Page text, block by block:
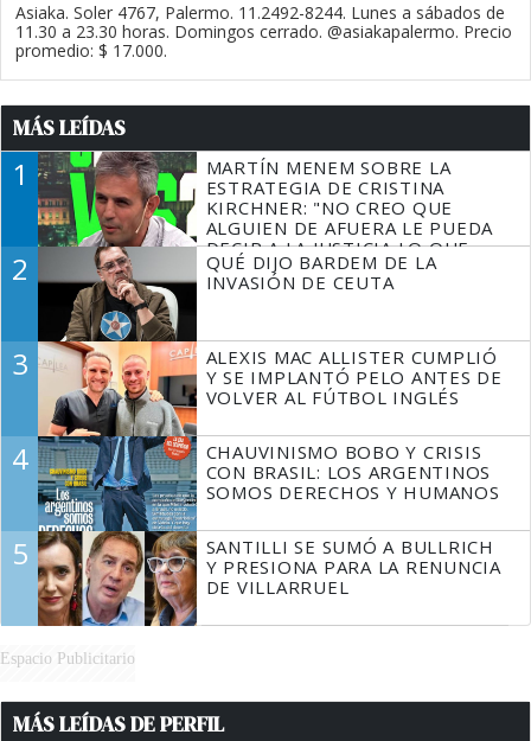
Asiaka. Soler 4767, Palermo. 11.2492-8244. Lunes a sábados de
11.30 a 23.30 horas. Domingos cerrado. @asiakapalermo. Precio
promedio: $ 17.000.
MÁS LEÍDAS
1
MARTÍN MENEM SOBRE LA
ESTRATEGIA DE CRISTINA
KIRCHNER: "NO CREO QUE
ALGUIEN DE AFUERA LE PUEDA
DECIR A LA JUSTICIA LO QUE
TIENE QUE HACER"
2
QUÉ DIJO BARDEM DE LA
INVASIÓN DE CEUTA
3
ALEXIS MAC ALLISTER CUMPLIÓ
Y SE IMPLANTÓ PELO ANTES DE
VOLVER AL FÚTBOL INGLÉS
4
CHAUVINISMO BOBO Y CRISIS
CON BRASIL: LOS ARGENTINOS
SOMOS DERECHOS Y HUMANOS
5
SANTILLI SE SUMÓ A BULLRICH
Y PRESIONA PARA LA RENUNCIA
DE VILLARRUEL
Espacio Publicitario
MÁS LEÍDAS DE PERFIL